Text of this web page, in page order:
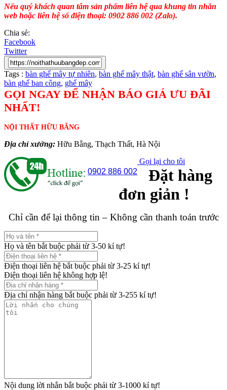
Nếu quý khách quan tâm sản phẩm liên hệ qua khung tin nhắn
web hoặc liên hệ số điện thoại: 0902 886 002 (Zalo).
Chia sẻ:
Facebook
Twitter
Tags : bàn ghế mây tự nhiên, bàn ghế mây thật, bàn ghế sân vườn,
bàn ghế ban công, ghế mây
GỌI NGAY ĐỂ NHẬN BÁO GIÁ ƯU ĐÃI
NHẤT!
NỘI THẤT HỮU BẰNG
Địa chỉ xưởng: Hữu Bằng, Thạch Thất, Hà Nội
0902 886 002
Gọi lại cho tôi
Đặt hàng
đơn giản !
Chỉ cần để lại thông tin – Không cần thanh toán trước
Họ và tên bắt buộc phải từ 3-50 kí tự!
Điện thoại liên hệ bắt buộc phải từ 3-25 kí tự!
Điện thoại liên hệ không hợp lệ!
Địa chỉ nhận hàng bắt buộc phải từ 3-255 kí tự!
Nội dung lời nhắn bắt buộc phải từ 3-1000 kí tự!